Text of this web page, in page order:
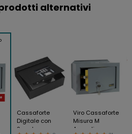
alternativi
Cassaforte
Digitale con
Serratura
Viro Cassaforte
Misura M
Armadio